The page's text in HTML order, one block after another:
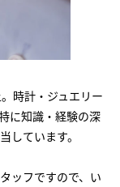
時計・ジュエリー
に知識・経験の深
しています。
ッフですので、い